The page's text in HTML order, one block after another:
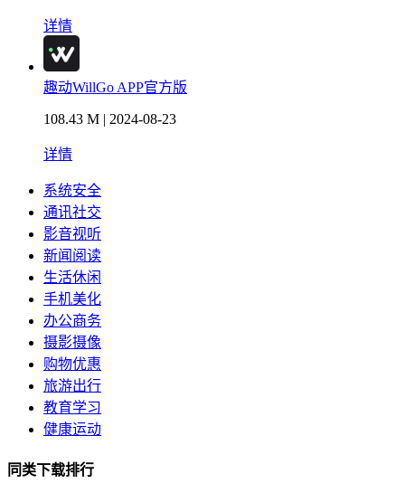
详情
趣动WillGo APP官方版
108.43 M | 2024-08-23
详情
系统安全
通讯社交
影音视听
新闻阅读
生活休闲
手机美化
办公商务
摄影摄像
购物优惠
旅游出行
教育学习
健康运动
同类下载排行